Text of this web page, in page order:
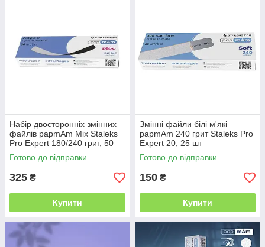
Набір двосторонніх змінних
файлів papmAm Mix Staleks
Pro Expert 180/240 грит, 50
шт
Готово до відправки
325 ₴
Купити
Змінні файли білі м'які
papmAm 240 грит Staleks Pro
Expert 20, 25 шт
Готово до відправки
150 ₴
Купити